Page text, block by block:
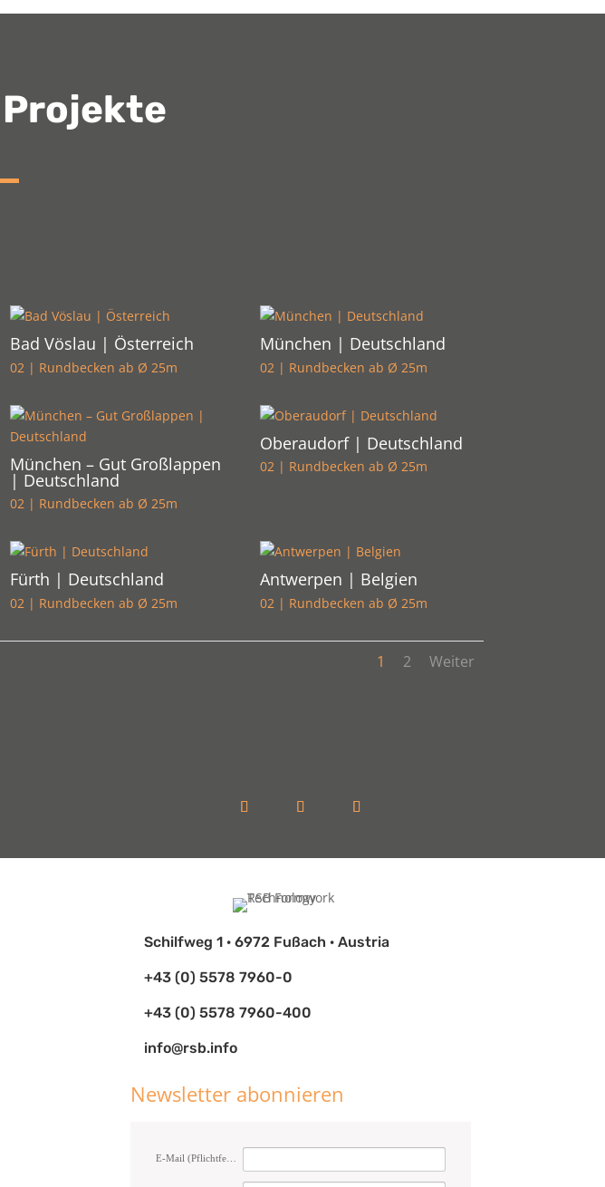
Bad Vöslau | Österreich
02 | Rundbecken ab Ø 25m
München | Deutschland
02 | Rundbecken ab Ø 25m
München – Gut Großlappen
| Deutschland
02 | Rundbecken ab Ø 25m
Oberaudorf | Deutschland
02 | Rundbecken ab Ø 25m
Fürth | Deutschland
02 | Rundbecken ab Ø 25m
Antwerpen | Belgien
02 | Rundbecken ab Ø 25m
1 2 Weiter
Schilfweg 1 · 6972 Fußach · Austria
+43 (0) 5578 7960-0
+43 (0) 5578 7960-400
info@rsb.info
Newsletter abonnieren
E-Mail (Pflichtfeld)